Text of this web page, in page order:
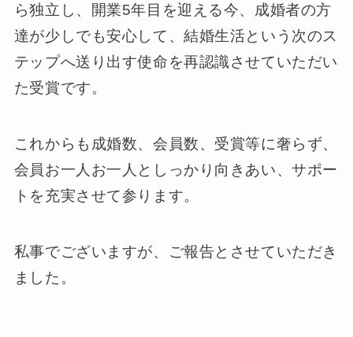
ら独立し、開業5年目を迎える今、成婚者の方
達が少しでも安心して、結婚生活という次のス
テップへ送り出す使命を再認識させていただい
た受賞です。
これからも成婚数、会員数、受賞等に奢らず、
会員お一人お一人としっかり向きあい、サポー
トを充実させて参ります。
私事でございますが、ご報告とさせていただき
ました。